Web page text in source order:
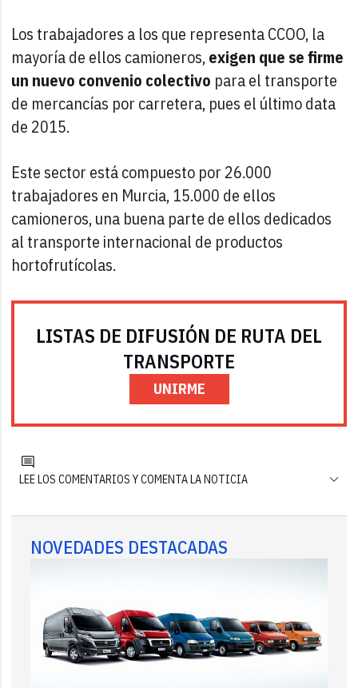
Los trabajadores a los que representa CCOO, la
mayoría de ellos camioneros,exigen que se firme
un nuevo convenio colectivo para el transporte
de mercancías por carretera, pues el último data
de 2015.
Este sector está compuesto por 26.000
trabajadores en Murcia, 15.000 de ellos
camioneros, una buena parte de ellos dedicados
al transporte internacional de productos
hortofrutícolas.
LISTAS DE DIFUSIÓN DE RUTA DEL
TRANSPORTE
UNIRME
LEE LOS COMENTARIOS Y COMENTA LA NOTICIA
NOVEDADES DESTACADAS